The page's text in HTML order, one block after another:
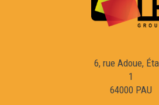
6, rue Adoue,
1
64000 PAU